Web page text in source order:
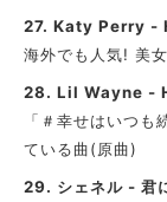
27. Katy Perry -
海外でも人気! 美
28. Lil Wayne -
「＃幸せはいつ
ている曲(原曲)
29. シェネル - 君